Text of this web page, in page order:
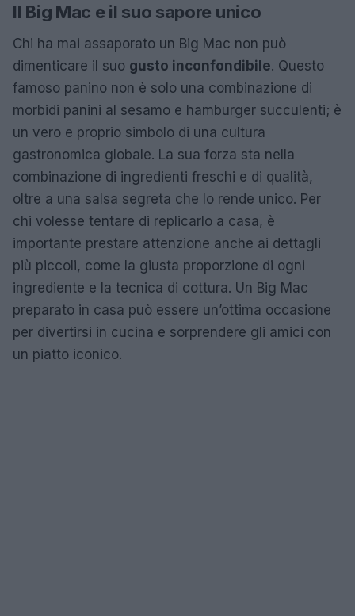
Il Big Mac e il suo sapore unico
Chi ha mai assaporato un Big Mac non può
dimenticare il suo gusto inconfondibile. Questo
famoso panino non è solo una combinazione di
morbidi panini al sesamo e hamburger succulenti; è
un vero e proprio simbolo di una cultura
gastronomica globale. La sua forza sta nella
combinazione di ingredienti freschi e di qualità,
oltre a una salsa segreta che lo rende unico. Per
chi volesse tentare di replicarlo a casa, è
importante prestare attenzione anche ai dettagli
più piccoli, come la giusta proporzione di ogni
ingrediente e la tecnica di cottura. Un Big Mac
preparato in casa può essere un’ottima occasione
per divertirsi in cucina e sorprendere gli amici con
un piatto iconico.